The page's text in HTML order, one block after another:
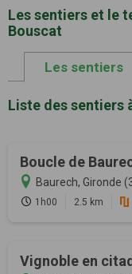
Les sentiers et le
Bouscat
Les sentiers
Liste des sentiers
Boucle de
Baurech, Gironde
1h00 2.5 km
Vignoble en